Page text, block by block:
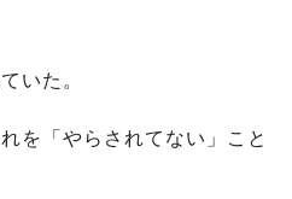
いた。
を「やらされてない」こと